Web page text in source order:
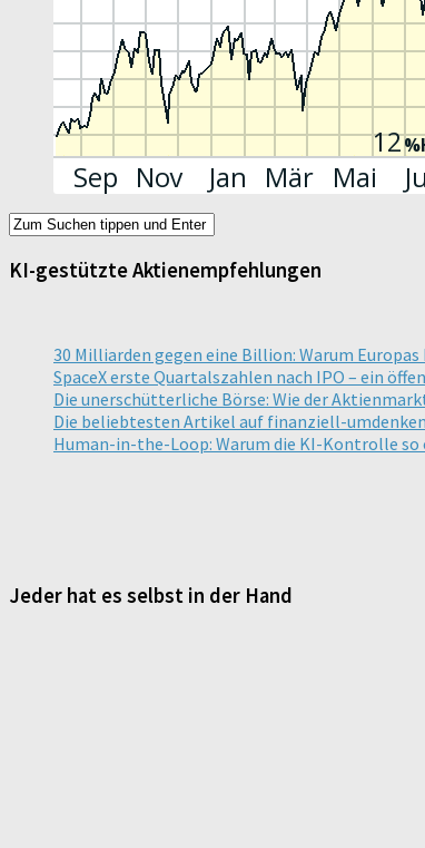
KI-gestützte Aktienempfehlungen
30 Milliarden gegen eine Billion: Warum
SpaceX erste Quartalszahlen nach IPO – ein
Die unerschütterliche Börse: Wie der
Die beliebtesten Artikel auf finanziell-
Human-in-the-Loop: Warum die KI-Kontrolle
Jeder hat es selbst in der Hand